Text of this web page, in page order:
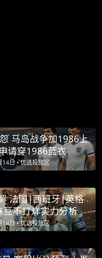
马岛战争加1986上
请穿1986蓝衣
14日 •优选投放区
法国|西班牙|英格
不打烊实力分析
14日 •优选投放区